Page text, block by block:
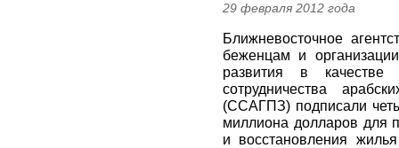
29 февраля 2012 года
Ближневосточное
беженцам и
развития в качестве
сотрудничества
(ССАГПЗ) подписали
миллиона долларов для
и восстановления